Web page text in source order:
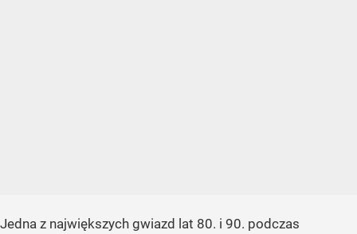
Jedna z największych gwiazd lat 80. i 90. podczas